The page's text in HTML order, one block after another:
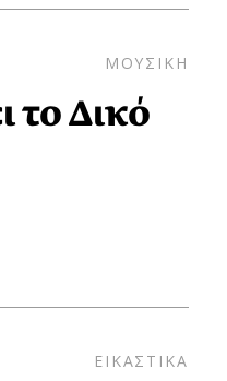
ΜΟΥΣΙΚΗ
το Δικό
ΕΙΚΑΣΤΙΚΑ